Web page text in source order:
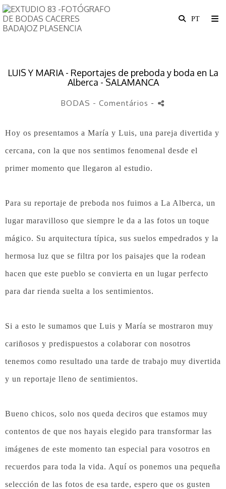
LUIS Y MARIA - Reportajes de preboda y boda en La
Alberca - SALAMANCA
BODAS - Comentários -
Hoy os presentamos a María y Luis, una pareja divertida y
cercana, con la que nos sentimos fenomenal desde el
primer momento que llegaron al estudio.
Para su reportaje de preboda nos fuimos a La Alberca, un
lugar maravilloso que siempre le da a las fotos un toque
mágico. Su arquitectura típica, sus suelos empedrados y la
hermosa luz que se filtra por los paisajes que la rodean
hacen que este pueblo se convierta en un lugar perfecto
para dar rienda suelta a los sentimientos.
Si a esto le sumamos que Luis y María se mostraron muy
cariñosos y predispuestos a colaborar con nosotros
tenemos como resultado una tarde de trabajo muy divertida
y un reportaje lleno de sentimientos.
Bueno chicos, solo nos queda deciros que estamos muy
contentos de que nos hayais elegido para transformar las
imágenes de este momento tan especial para vosotros en
recuerdos para toda la vida. Aquí os ponemos una pequeña
selección de las fotos de esa tarde, espero que os gusten